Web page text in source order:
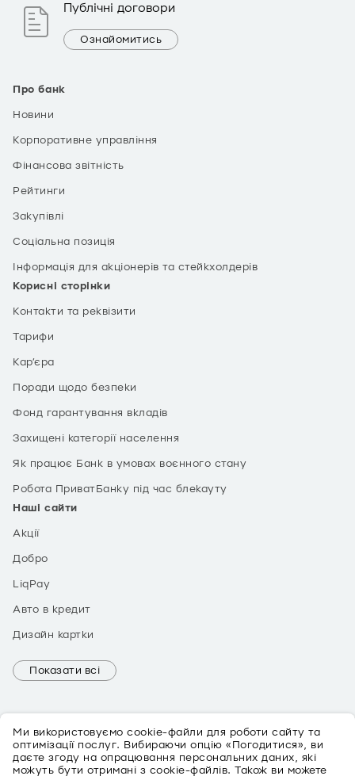
Ми використовуємо cookie-файли для роботи сайту та
оптимізації послуг. Вибираючи опцію «Погодитися», ви
даєте згоду на опрацювання персональних даних, які
можуть бути отримані з cookie-файлів. Також ви можете
Про банк
Новини
Корпоративне управління
Фінансова звітність
Рейтинги
Закупівлі
Соціальна позиція
Інформація для акціонерів та стейкхолдерів
Корисні сторінки
Контакти та реквізити
Тарифи
Кар’єра
Поради щодо безпеки
Фонд гарантування вкладів
Захищені категорії населення
Як працює Банк в умовах воєнного стану
Робота ПриватБанку під час блекауту
Наші сайти
Акції
Добро
LiqPay
Авто в кредит
Дизайн картки
Показати всі
Публічні договори
Ознайомитись